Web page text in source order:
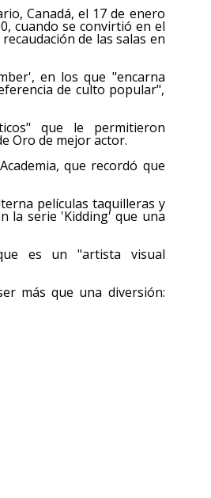
Canadá, el 17 de enero
cuando se convirtió en el
de las salas en
en los que "encarna
de culto popular",
que le permitieron
Oro de mejor actor.
que recordó que
películas taquilleras y
la serie 'Kidding' que una
es un "artista visual
más que una diversión: